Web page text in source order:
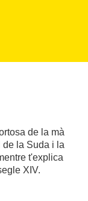
de la mà
la Suda i la
t'explica
XIV.